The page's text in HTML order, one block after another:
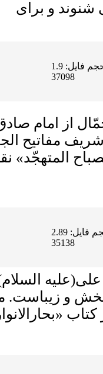
حجم فایل: 1.9 MB | دریافت ها:
37098
از امام
مفاتيح
حجم فایل: 2.89 MB | دریافت ها:
35138
على(علیه
و زیباست.